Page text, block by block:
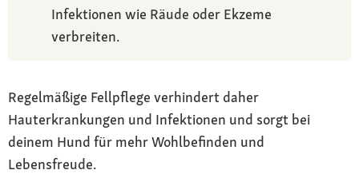
Infektionen wie Räude oder Ekzeme
verbreiten.
Regelmäßige Fellpflege verhindert daher
Hauterkrankungen und Infektionen und sorgt bei
deinem Hund für mehr Wohlbefinden und
Lebensfreude.